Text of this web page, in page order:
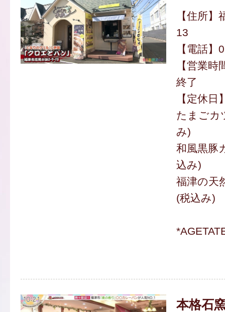
【住所
13
【電話
【営業
終了
【定休日
たまごカ
み)
和風黒豚
込み)
福津の天
(税込み)
本格石